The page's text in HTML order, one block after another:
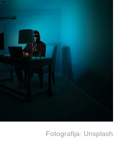
Fotografija: Unsplash